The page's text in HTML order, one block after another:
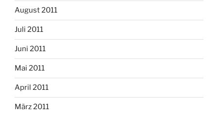
August 2011
Juli 2011
Juni 2011
Mai 2011
April 2011
März 2011